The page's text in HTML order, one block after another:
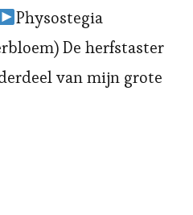
Physostegia
De herfstaster
van mijn grote